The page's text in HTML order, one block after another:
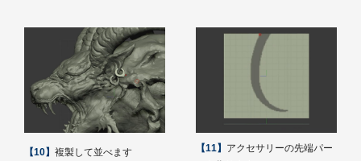
【10】 複製して並べます 【11】 アクセサリーの先端パー